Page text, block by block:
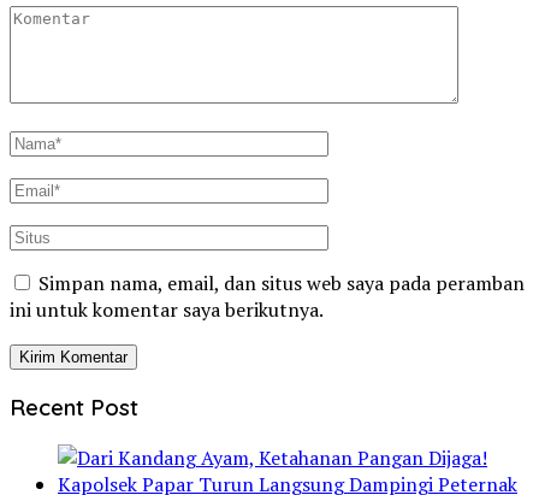
Simpan nama, email, dan situs web saya pada peramban
ini untuk komentar saya berikutnya.
Recent Post